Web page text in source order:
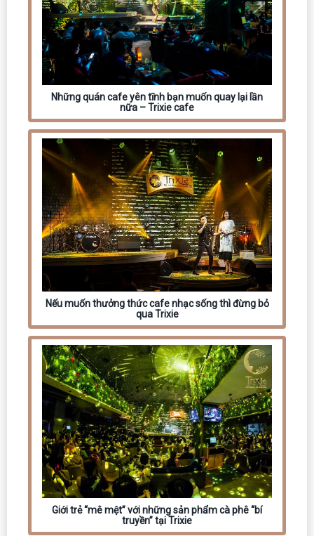
Những quán cafe yên tĩnh bạn muốn quay lại lần
nữa – Trixie cafe
Nếu muốn thưởng thức cafe nhạc sống thì đừng bỏ
qua Trixie
Giới trẻ “mê mệt” với những sản phẩm cà phê “bí
truyền” tại Trixie